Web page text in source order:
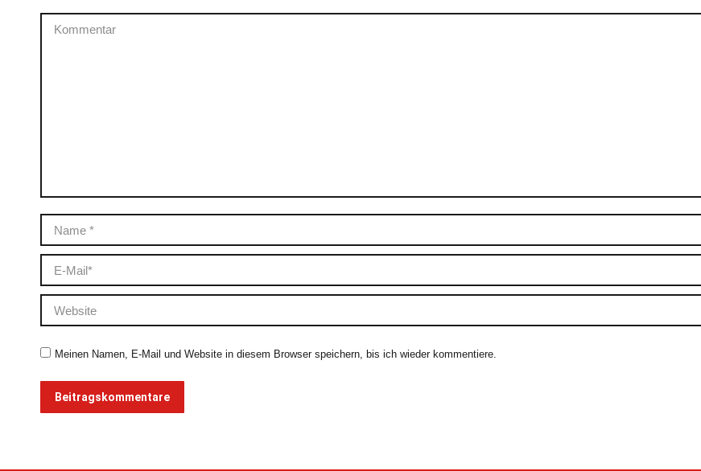
Kommentar
Name *
E-Mail *
Website
Meinen Namen, E-Mail und Website in diesem Browser speichern, bis ich wieder kommentiere.
Beitragskommentare